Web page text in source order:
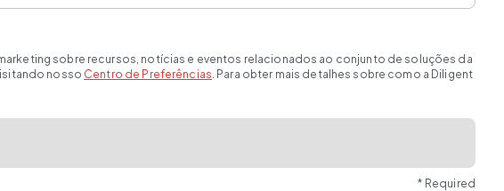
sobre recursos, notícias e eventos relacionados ao conjunto de soluções da
nosso Centro de Preferências. Para obter mais detalhes sobre como a Diligent
* Required